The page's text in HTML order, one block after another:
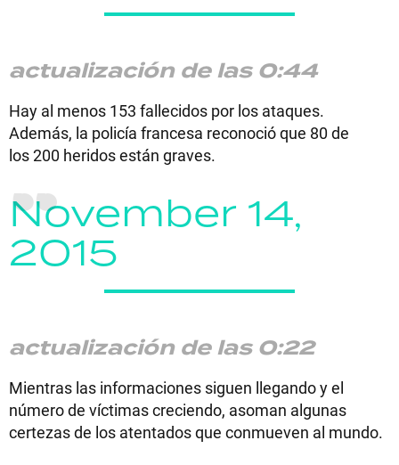
actualización de las 0:44
Hay al menos 153 fallecidos por los ataques.
Además, la policía francesa reconoció que 80 de
los 200 heridos están graves.
November 14,
2015
actualización de las 0:22
Mientras las informaciones siguen llegando y el
número de víctimas creciendo, asoman algunas
certezas de los atentados que conmueven al mundo.